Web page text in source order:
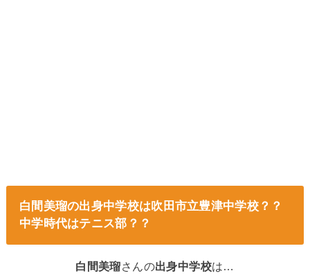
白間美瑠の出身中学校は吹田市立豊津中学校？？
中学時代はテニス部？？
白間美瑠さんの出身中学校は…